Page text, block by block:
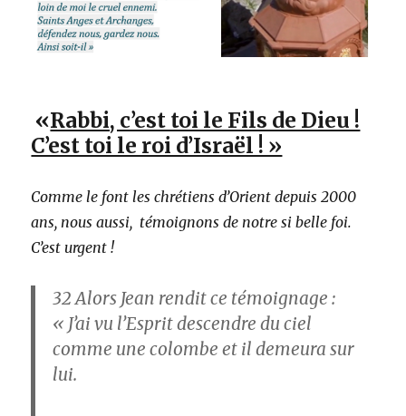
«Rabbi, c’est toi le Fils de Dieu !
C’est toi le roi d’Israël ! »
Comme le font les chrétiens d’Orient depuis 2000
ans, nous aussi, témoignons de notre si belle foi.
C’est urgent !
32Alors Jean rendit ce témoignage :
« J’ai vu l’Esprit descendre du ciel
comme une colombe et il demeura sur
lui.